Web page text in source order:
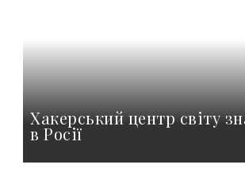
Хакерський центр світу
в Росії